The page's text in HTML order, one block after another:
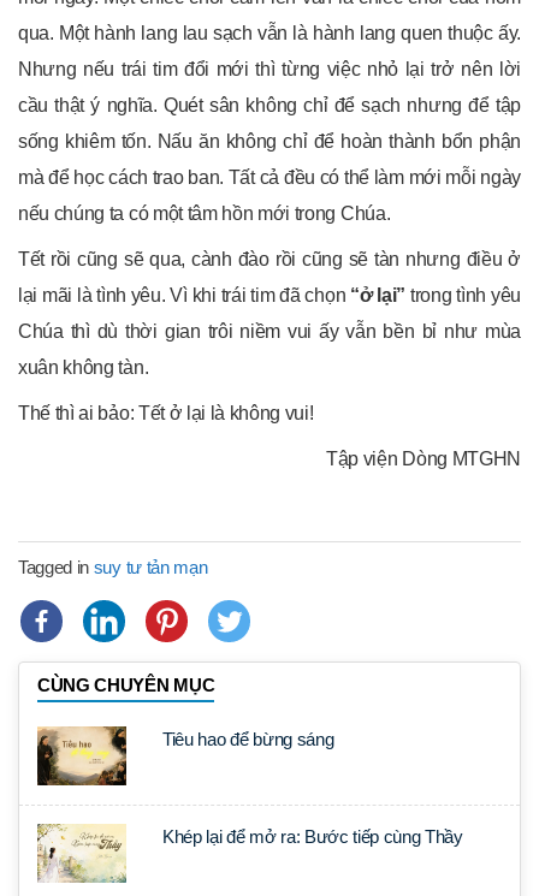
qua. Một hành lang lau sạch vẫn là hành lang quen thuộc ấy.
Nhưng nếu trái tim đổi mới thì từng việc nhỏ lại trở nên lời
cầu thật ý nghĩa. Quét sân không chỉ để sạch nhưng để tập
sống khiêm tốn. Nấu ăn không chỉ để hoàn thành bổn phận
mà để học cách trao ban. Tất cả đều có thể làm mới mỗi ngày
nếu chúng ta có một tâm hồn mới trong Chúa.
Tết rồi cũng sẽ qua, cành đào rồi cũng sẽ tàn nhưng điều ở
lại mãi là tình yêu. Vì khi trái tim đã chọn “ở lại” trong tình yêu
Chúa thì dù thời gian trôi niềm vui ấy vẫn bền bỉ như mùa
xuân không tàn.
Thế thì ai bảo: Tết ở lại là không vui!
Tập viện Dòng MTGHN
Tagged in suy tư tản mạn
CÙNG CHUYÊN MỤC
Tiêu hao để bừng sáng
Khép lại để mở ra: Bước tiếp cùng Thầy